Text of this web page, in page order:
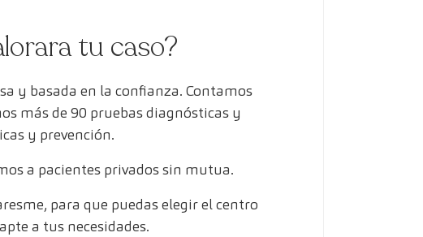
tu caso?
y basada en la confianza. Contamos
más de 90 pruebas diagnósticas y
y prevención.
a pacientes privados sin mutua.
para que puedas elegir el centro
a tus necesidades.